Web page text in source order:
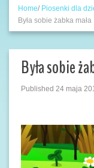
Home/ Piosenki dla
Była sobie żabka mała
Była sobie
Published 24 maja